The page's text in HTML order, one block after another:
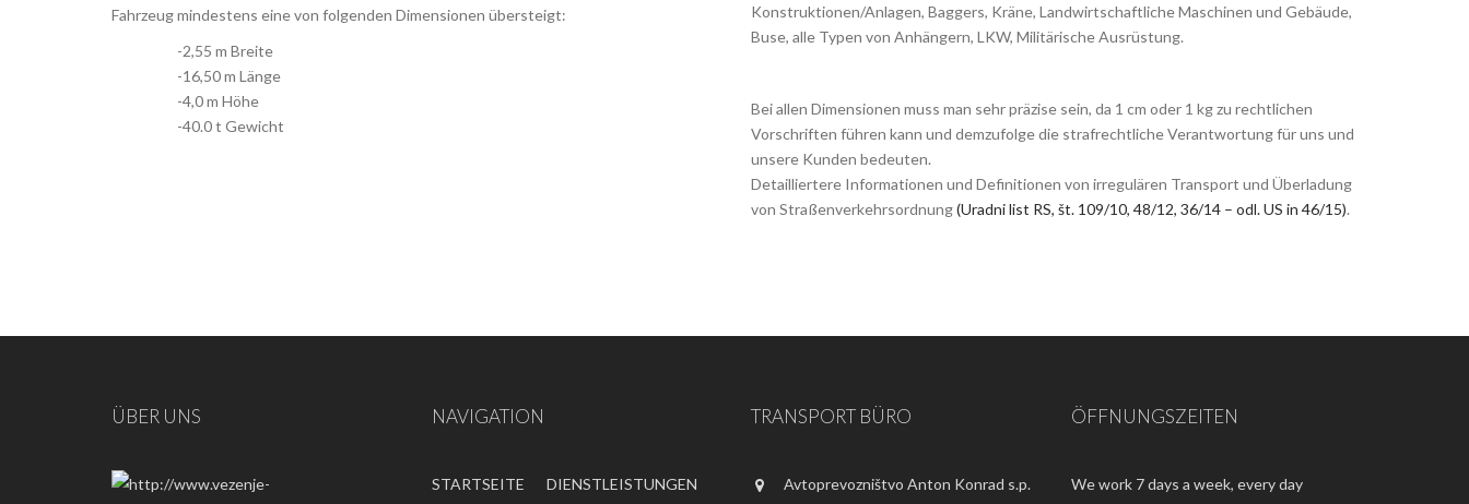
Fahrzeug mindestens eine von folgenden Dimensionen übersteigt:
-2,55 m Breite
-16,50 m Länge
-4,0 m Höhe
-40.0 t Gewicht
Konstruktionen/Anlagen, Baggers, Kräne, Landwirtschaftliche Maschinen und Gebäude,
Buse, alle Typen von Anhängern, LKW, Militärische Ausrüstung.
Bei allen Dimensionen muss man sehr präzise sein, da 1 cm oder 1 kg zu rechtlichen
Vorschriften führen kann und demzufolge die strafrechtliche Verantwortung für uns und
unsere Kunden bedeuten.
Detailliertere Informationen und Definitionen von irregulären Transport und Überladung
von Straßenverkehrsordnung(Uradni list RS, št. 109/10, 48/12, 36/14 – odl. US in 46/15).
ÜBER UNS NAVIGATION
STARTSEITE DIENSTLEISTUNGEN
TRANSPORT BÜRO
Avtoprevozništvo Anton Konrad s.p.
ÖFFNUNGSZEITEN
We work 7 days a week, every day